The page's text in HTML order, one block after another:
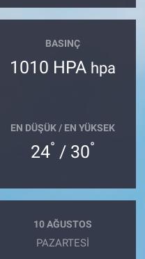
BASINÇ
1010 HPA hpa
EN DÜŞÜK / EN YÜKSEK
24° / 30°
10 AĞUSTOS
PAZARTESI